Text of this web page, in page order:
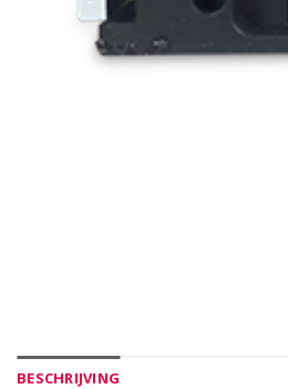
BESCHRIJVING